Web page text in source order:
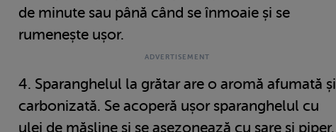
de minute sau până când se înmoaie și se
rumenește ușor.
4. Sparanghelul la grătar are o aromă afumată și
carbonizată. Se acoperă ușor sparanghelul cu
ulei de măsline și se asezonează cu sare și piper.